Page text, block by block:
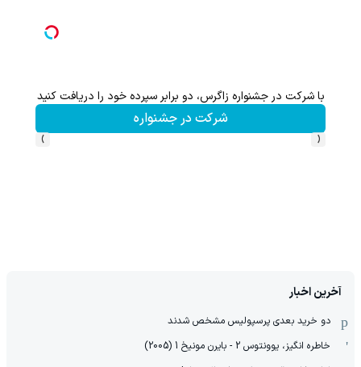
با شرکت در جشنواره زاگرس، دو برابر سپرده خود را دریافت کنید
شرکت در جشنواره
‹
›
آخرین اخبار
دو خرید بعدی پرسپولیس مشخص شدند
خاطره انگیز، یوونتوس 2 - بایرن مونیخ 1 (2005)